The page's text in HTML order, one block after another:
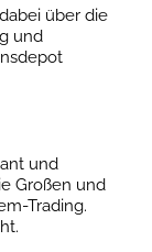
über die
und
und
Großen und
Trading.